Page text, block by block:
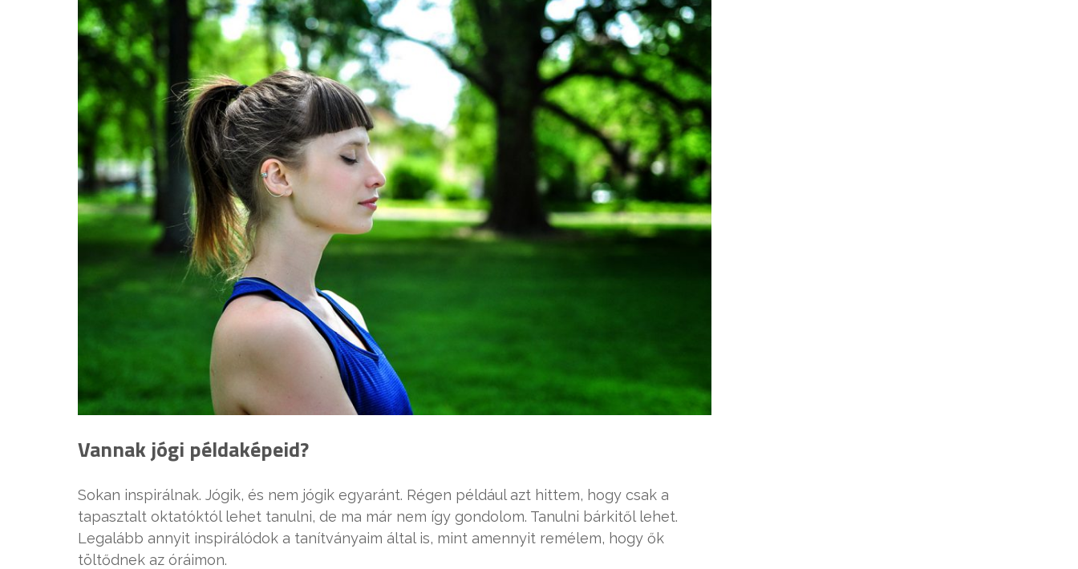
Vannak jógi példaképeid?
Sokan inspirálnak. Jógik, és nem jógik egyaránt. Régen például azt hittem, hogy csak a
tapasztalt oktatóktól lehet tanulni, de ma már nem így gondolom. Tanulni bárkitől lehet.
Legalább annyit inspirálódok a tanítványaim által is, mint amennyit remélem, hogy ők
töltődnek az óráimon.